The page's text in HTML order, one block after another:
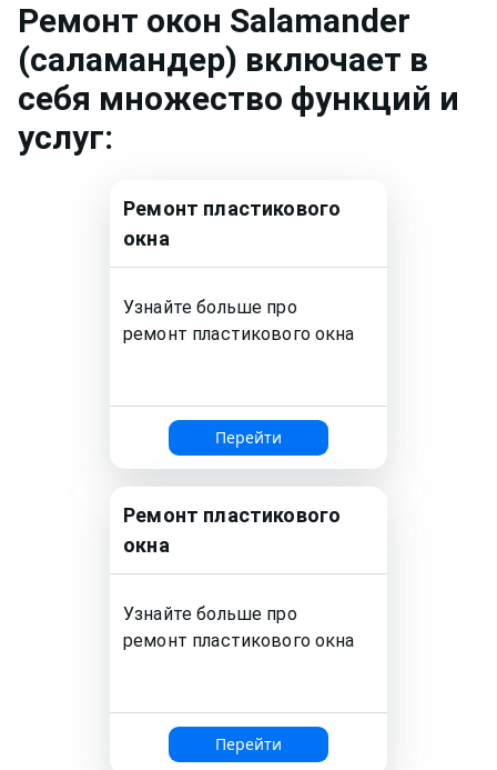
Ремонт окон Salamander
(саламандер) включает в
себя множество функций и
услуг:
Ремонт пластикового
окна
Узнайте больше про
ремонт пластикового окна
Перейти
Ремонт пластикового
окна
Узнайте больше про
ремонт пластикового окна
Перейти